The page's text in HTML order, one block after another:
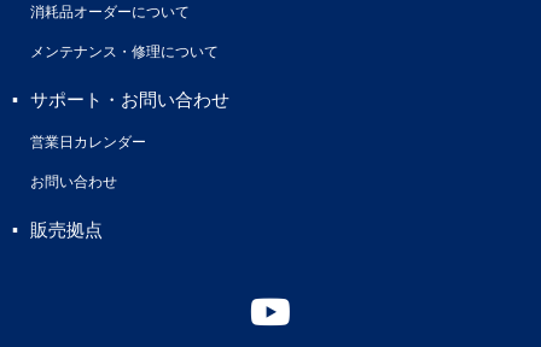
消耗品オーダーについて
メンテナンス・修理について
サポート・お問い合わせ
営業日カレンダー
お問い合わせ
販売拠点